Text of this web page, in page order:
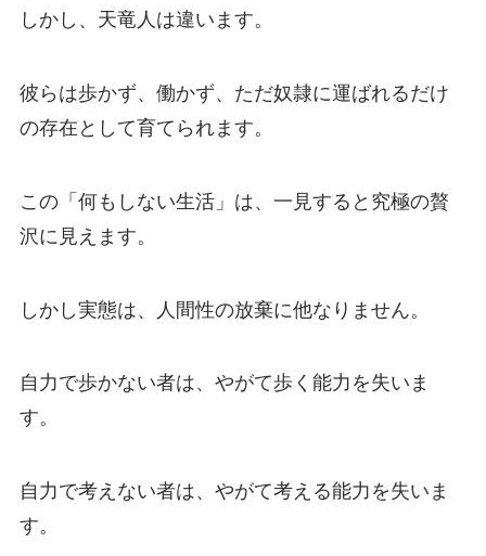
しかし、天竜人は違います。
彼らは歩かず、働かず、ただ奴隷に運ばれるだけ
の存在として育てられます。
この「何もしない生活」は、一見すると究極の贅
沢に見えます。
しかし実態は、人間性の放棄に他なりません。
自力で歩かない者は、やがて歩く能力を失いま
す。
自力で考えない者は、やがて考える能力を失いま
す。